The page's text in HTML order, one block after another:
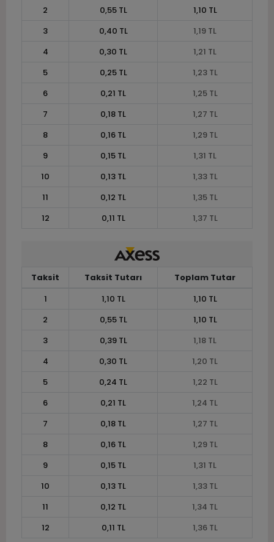
2 0,55 TL
1,10 TL
3
0,40 TL
1,19 TL
4
0,30 TL
1,21 TL
5
0,25 TL
1,23 TL
6
0,21 TL
1,25 TL
7
0,18 TL
1,27 TL
8
0,16 TL
1,29 TL
9
0,15 TL
1,31 TL
10
0,13 TL
1,33 TL
11
0,12 TL
1,35 TL
12
0,11 TL 1,37 TL
Taksit Taksit Tutarı
Toplam Tutar
1
1,10 TL
1,10 TL
2
0,55 TL
1,10 TL
3
0,39 TL
1,18 TL
4
0,30 TL
1,20 TL
5
0,24 TL
1,22 TL
6
0,21 TL
1,24 TL
7
0,18 TL
1,27 TL
8
0,16 TL
1,29 TL
9
0,15 TL
1,31 TL
10
0,13 TL
1,33 TL
11
0,12 TL
1,34 TL
12
0,11 TL 1,36 TL